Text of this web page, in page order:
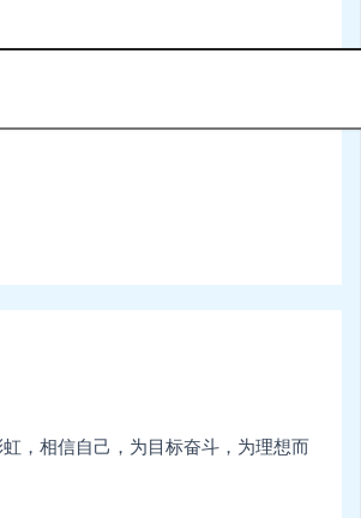
，相信自己，为目标奋斗，为理想而